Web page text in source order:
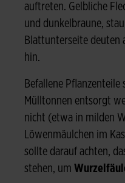
auftreten. Gelbliche
und dunkelbraune,
Blattunterseite deuten
hin.
Befallene
Mülltonnen entsorgt
nicht (etwa in milden
Löwenmäulchen im
sollte darauf achten,
stehen, um